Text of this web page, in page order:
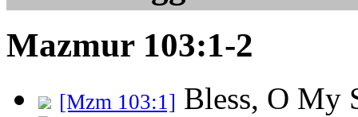
Mazmur 103:1-2
[Mzm 103:1] Bless, O My